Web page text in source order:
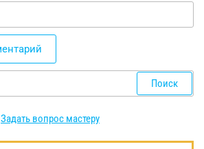
Задать вопрос мастеру